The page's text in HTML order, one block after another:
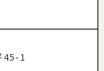
45-1